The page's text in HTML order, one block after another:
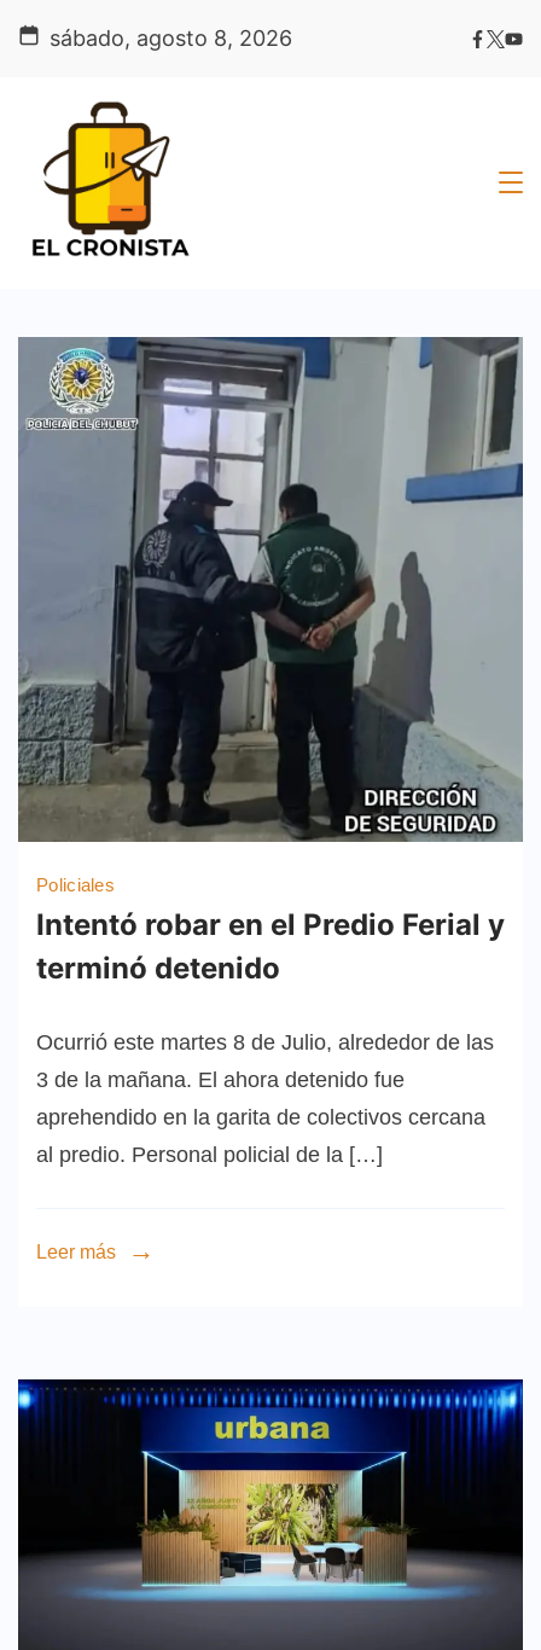
sábado, agosto 8, 2026
Policiales
Intentó robar en el Predio Ferial y
terminó detenido
Ocurrió este martes 8 de Julio, alrededor de las
3 de la mañana. El ahora detenido fue
aprehendido en la garita de colectivos cercana
al predio. Personal policial de la […]
Leer más